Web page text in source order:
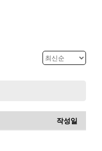
작성일